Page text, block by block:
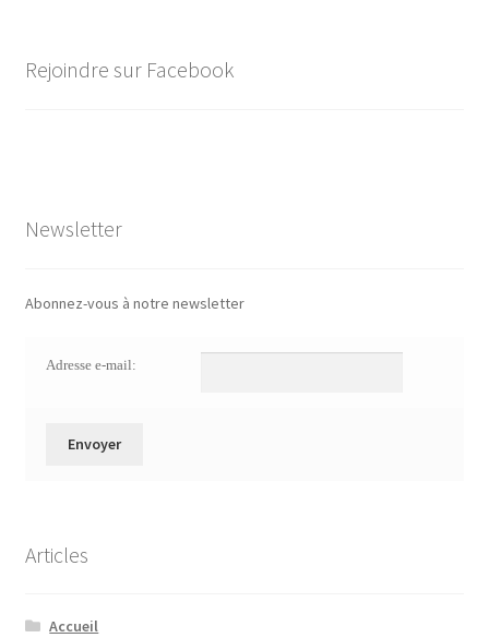
Rejoindre sur Facebook
Newsletter
Abonnez-vous à notre newsletter
Adresse e-mail:
Articles
Accueil